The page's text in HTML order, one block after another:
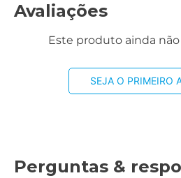
Avaliações
Este produto ainda
SEJA O PRIMEIRO
Perguntas &